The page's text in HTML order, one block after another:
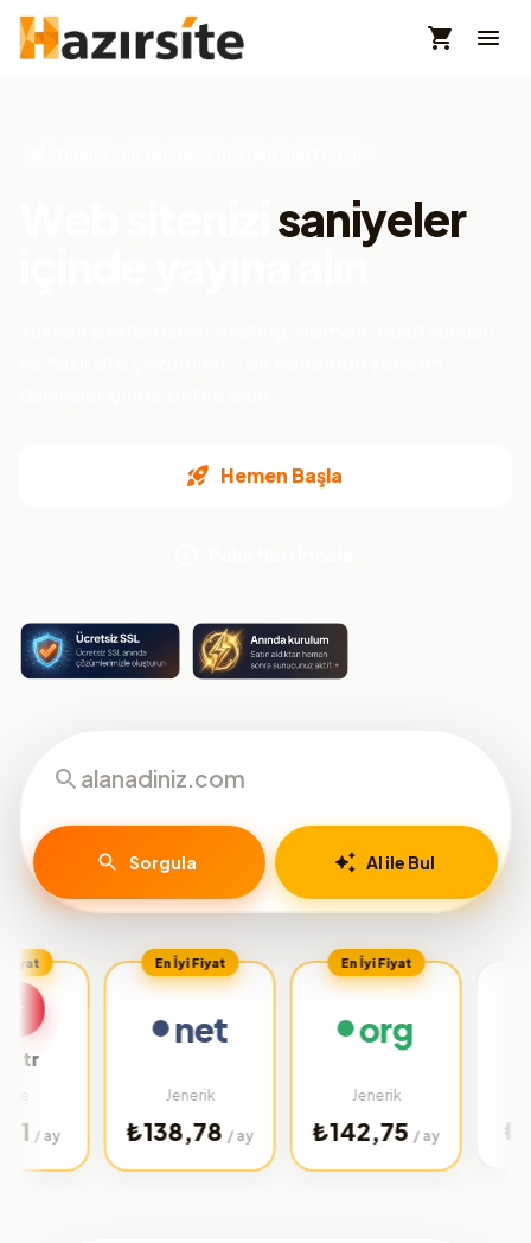
saniyeler
içinde yayına alın
Hemen Başla
Sorgula AI ile Bul
En İyi Fiyat
net
₺138,78 / ay
En İyi Fiyat
org
₺142,75 / ay ₺32,02